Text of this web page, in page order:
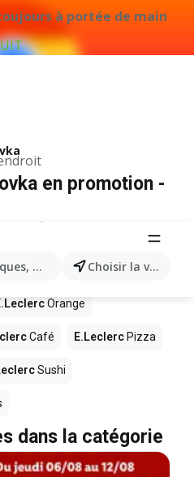
à portée de main
des catégories, des Choisir la ville
en promotion -
ce terme.
dans les magasins
Orange
Café E.Leclerc Pizza
Sushi
dans la catégorie